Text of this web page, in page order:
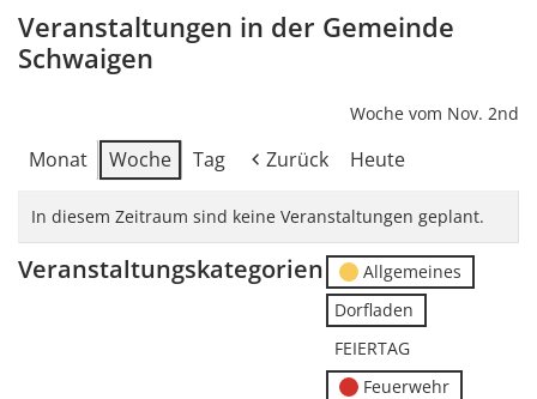
Veranstaltungen in der Gemeinde
Schwaigen
Woche vom Nov. 2nd
Monat Woche Tag Zurück Heute
In diesem Zeitraum sind keine Veranstaltungen geplant.
Veranstaltungskategorien
Allgemeines
Dorfladen
FEIERTAG
Feuerwehr